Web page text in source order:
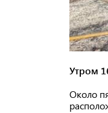
Утром
Около